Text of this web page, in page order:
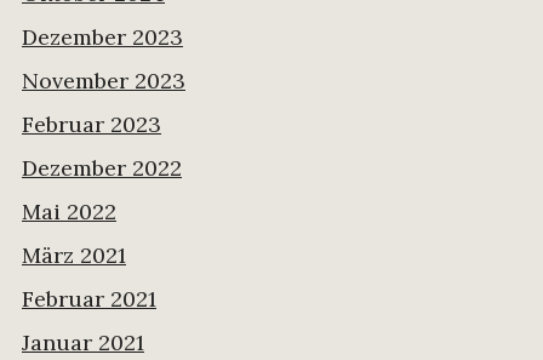
Dezember 2023
November 2023
Februar 2023
Dezember 2022
Mai 2022
März 2021
Februar 2021
Januar 2021